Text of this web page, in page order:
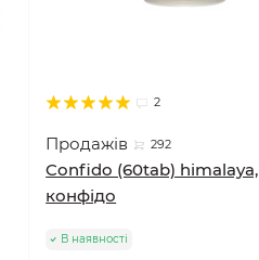
2
Продажів 292
Confido (60tab) himalaya,
конфідо
В наявності